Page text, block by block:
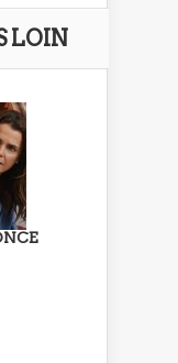
LOIN